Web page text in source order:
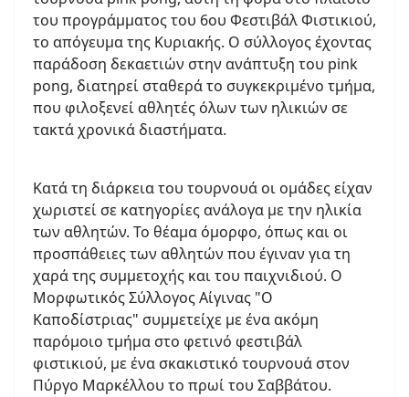
του προγράμματος του 6ου Φεστιβάλ Φιστικιού,
το απόγευμα της Κυριακής. Ο σύλλογος έχοντας
παράδοση δεκαετιών στην ανάπτυξη του pink
pong, διατηρεί σταθερά το συγκεκριμένο τμήμα,
που φιλοξενεί αθλητές όλων των ηλικιών σε
τακτά χρονικά διαστήματα.
Κατά τη διάρκεια του τουρνουά οι ομάδες είχαν
χωριστεί σε κατηγορίες ανάλογα με την ηλικία
των αθλητών. Το θέαμα όμορφο, όπως και οι
προσπάθειες των αθλητών που έγιναν για τη
χαρά της συμμετοχής και του παιχνιδιού. Ο
Μορφωτικός Σύλλογος Αίγινας "Ο
Καποδίστριας" συμμετείχε με ένα ακόμη
παρόμοιο τμήμα στο φετινό φεστιβάλ
φιστικιού, με ένα σκακιστικό τουρνουά στον
Πύργο Μαρκέλλου το πρωί του Σαββάτου.